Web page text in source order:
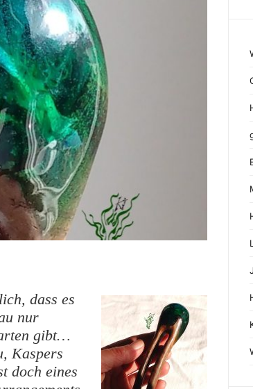
dass es
nur
gibt…
Kaspers
doch eines